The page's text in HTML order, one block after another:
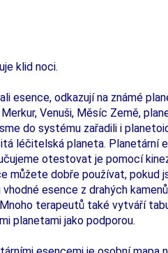
klid noci.
esence, odkazují na známé
Venuši, Měsíc Země,
do systému zařadili i
léčitelská planeta. Planetární
otestovat je pomocí
můžete dobře používat, pokud
esence z drahých
terapeutů také vytváří
planetami jako podporou.